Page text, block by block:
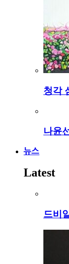
청각
나윤
뉴스
Latest
드비